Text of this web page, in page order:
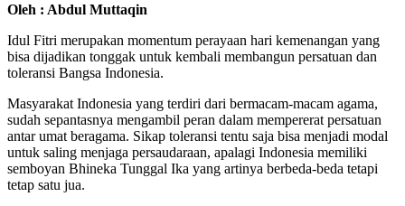
Oleh : Abdul Muttaqin
Idul Fitri merupakan momentum perayaan hari kemenangan yang
bisa dijadikan tonggak untuk kembali membangun persatuan dan
toleransi Bangsa Indonesia.
Masyarakat Indonesia yang terdiri dari bermacam-macam agama,
sudah sepantasnya mengambil peran dalam mempererat persatuan
antar umat beragama. Sikap toleransi tentu saja bisa menjadi modal
untuk saling menjaga persaudaraan, apalagi Indonesia memiliki
semboyan Bhineka Tunggal Ika yang artinya berbeda-beda tetapi
tetap satu jua.